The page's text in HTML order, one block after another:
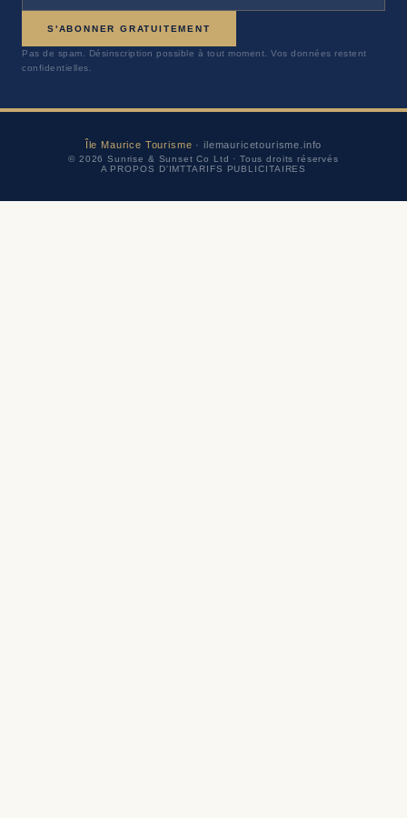
S'ABONNER GRATUITEMENT
Pas de spam. Désinscription possible à tout moment. Vos données restent
confidentielles.
Île Maurice Tourisme · ilemauricetourisme.info
© 2026 Sunrise & Sunset Co Ltd · Tous droits réservés
A PROPOS D'IMTTARIFS PUBLICITAIRES